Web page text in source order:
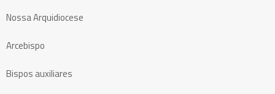
Nossa Arquidiocese
Arcebispo
Bispos auxiliares